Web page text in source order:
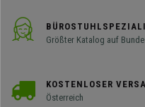
Größter Katalog auf
KOSTENLOSER
Österreich